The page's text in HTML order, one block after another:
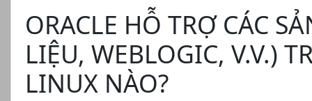
ORACLE HỖ TRỢ CÁC
LIỆU, WEBLOGIC, V.V.)
LINUX NÀO?